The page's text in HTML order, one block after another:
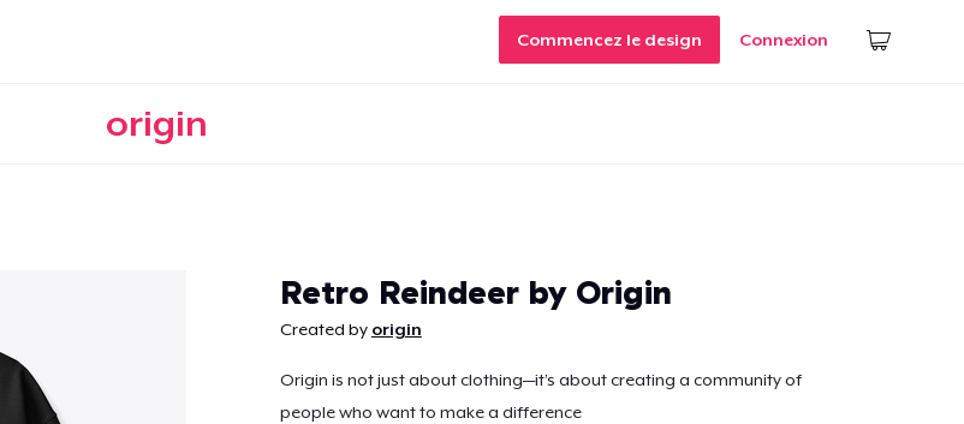
Commencez le design Connexion
origin
Retro Reindeer by Origin
Created by origin
Origin is not just about clothing—it’s about creating a community of
people who want to make a difference